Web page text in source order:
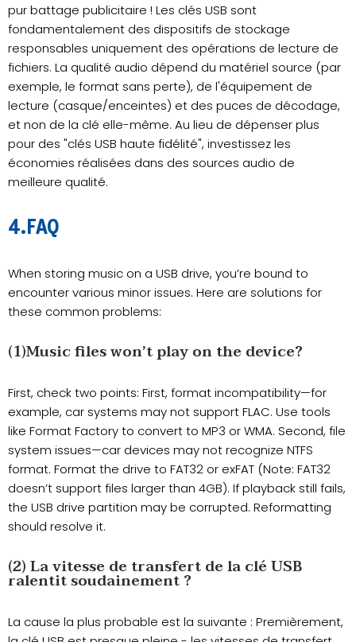
pur battage publicitaire ! Les clés USB sont
fondamentalement des dispositifs de stockage
responsables uniquement des opérations de lecture de
fichiers. La qualité audio dépend du matériel source (par
exemple, le format sans perte), de l'équipement de
lecture (casque/enceintes) et des puces de décodage,
et non de la clé elle-même. Au lieu de dépenser plus
pour des "clés USB haute fidélité", investissez les
économies réalisées dans des sources audio de
meilleure qualité.
4.FAQ
When storing music on a USB drive, you’re bound to
encounter various minor issues. Here are solutions for
these common problems:
(1)Music files won’t play on the device?
First, check two points: First, format incompatibility—for
example, car systems may not support FLAC. Use tools
like Format Factory to convert to MP3 or WMA. Second, file
system issues—car devices may not recognize NTFS
format. Format the drive to FAT32 or exFAT (Note: FAT32
doesn’t support files larger than 4GB). If playback still fails,
the USB drive partition may be corrupted. Reformatting
should resolve it.
(2) La vitesse de transfert de la clé USB
ralentit soudainement ?
La cause la plus probable est la suivante : Premièrement,